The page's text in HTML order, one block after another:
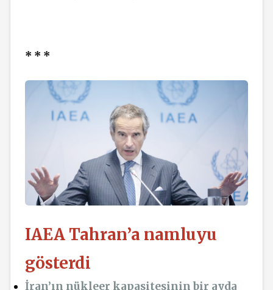
* * *
IAEA Tahran’a namluyu
gösterdi
İran’ın nükleer kapasitesinin bir ayda